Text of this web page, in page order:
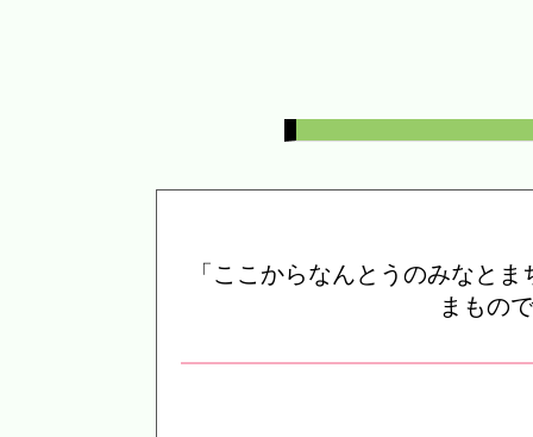
「ここからなんとうのみなと
まもの